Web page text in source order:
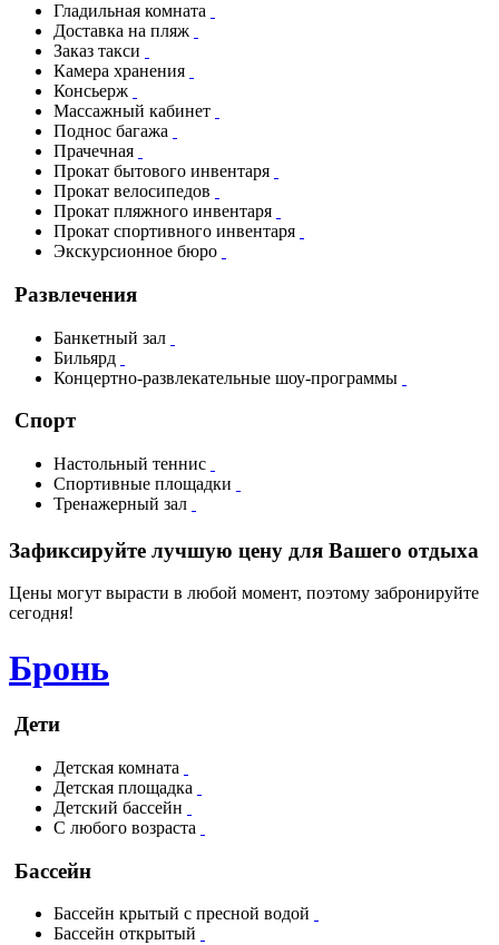
Гладильная комната
Доставка на пляж
Заказ такси
Камера хранения
Консьерж
Массажный кабинет
Поднос багажа
Прачечная
Прокат бытового инвентаря
Прокат велосипедов
Прокат пляжного инвентаря
Прокат спортивного инвентаря
Экскурсионное бюро
Развлечения
Банкетный зал
Бильярд
Концертно-развлекательные шоу-программы
Спорт
Настольный теннис
Спортивные площадки
Тренажерный зал
Зафиксируйте лучшую цену для Вашего отдыха
Цены могут вырасти в любой момент, поэтому забронируйте
сегодня!
Бронь
Дети
Детская комната
Детская площадка
Детский бассейн
С любого возраста
Бассейн
Бассейн крытый с пресной водой
Бассейн открытый